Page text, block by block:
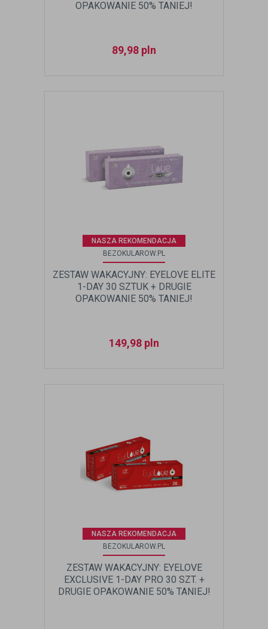
OPAKOWANIE 50% TANIEJ!
89,98 pln
NASZA REKOMENDACJA
BEZOKULAROW.PL
ZESTAW WAKACYJNY: EYELOVE ELITE
1-DAY 30 SZTUK + DRUGIE
OPAKOWANIE 50% TANIEJ!
149,98 pln
NASZA REKOMENDACJA
BEZOKULAROW.PL
ZESTAW WAKACYJNY: EYELOVE
EXCLUSIVE 1-DAY PRO 30 SZT. +
DRUGIE OPAKOWANIE 50% TANIEJ!